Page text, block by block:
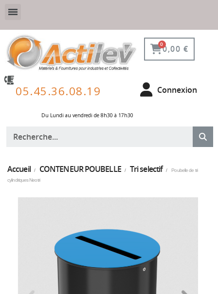
0,00 €
05.45.36.08.19 Connexion
Du Lundi au vendredi de 8h30 à 17h30 ​
Accueil CONTENEUR POUBELLE Tri selectif
Poubelle de tri
cylindriques Neotri